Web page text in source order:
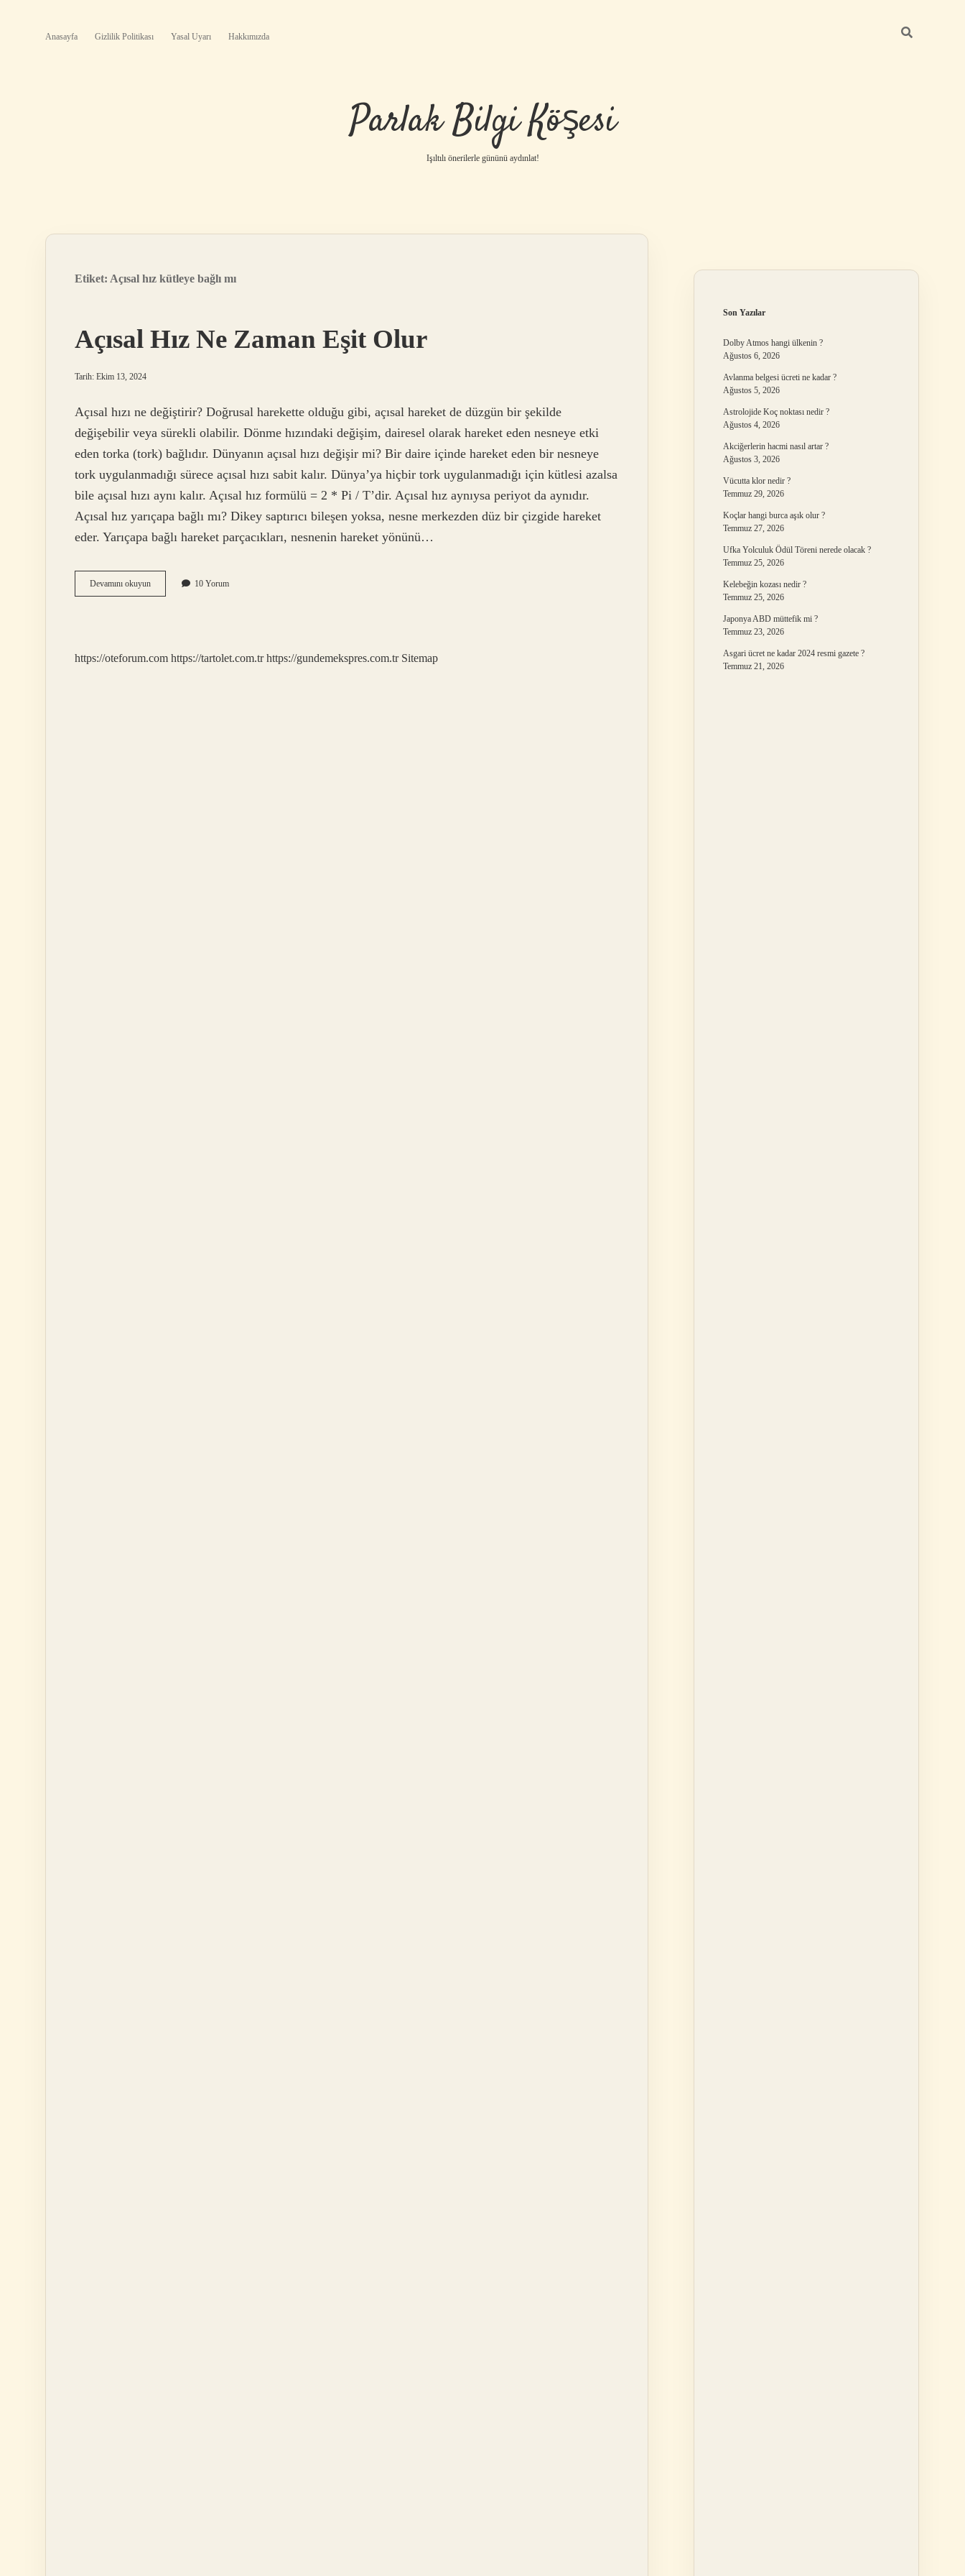
Anasayfa Gizlilik Politikası Yasal Uyarı Hakkımızda
Parlak Bilgi Köşesi
Işıltılı önerilerle gününü aydınlat!
Etiket: Açısal hız kütleye bağlı mı
Açısal Hız Ne Zaman Eşit Olur
Tarih: Ekim 13, 2024
Açısal hızı ne değiştirir? Doğrusal harekette olduğu gibi, açısal hareket de düzgün bir şekilde
değişebilir veya sürekli olabilir. Dönme hızındaki değişim, dairesel olarak hareket eden nesneye etki
eden torka (tork) bağlıdır. Dünyanın açısal hızı değişir mi? Bir daire içinde hareket eden bir nesneye
tork uygulanmadığı sürece açısal hızı sabit kalır. Dünya’ya hiçbir tork uygulanmadığı için kütlesi azalsa
bile açısal hızı aynı kalır. Açısal hız formülü = 2 * Pi / T’dir. Açısal hız aynıysa periyot da aynıdır.
Açısal hız yarıçapa bağlı mı? Dikey saptırıcı bileşen yoksa, nesne merkezden düz bir çizgide hareket
eder. Yarıçapa bağlı hareket parçacıkları, nesnenin hareket yönünü…
Devamını okuyunAçısal
Hız
10 Yorum
https://oteforum.com https://tartolet.com.tr https://gundemekspres.com.tr Sitemap
Son Yazılar
Dolby Atmos hangi ülkenin ?
Ağustos 6, 2026
Avlanma belgesi ücreti ne kadar ?
Ağustos 5, 2026
Astrolojide Koç noktası nedir ?
Ağustos 4, 2026
Akciğerlerin hacmi nasıl artar ?
Ağustos 3, 2026
Vücutta klor nedir ?
Temmuz 29, 2026
Koçlar hangi burca aşık olur ?
Temmuz 27, 2026
Ufka Yolculuk Ödül Töreni nerede olacak ?
Temmuz 25, 2026
Kelebeğin kozası nedir ?
Temmuz 25, 2026
Japonya ABD müttefik mi ?
Temmuz 23, 2026
Asgari ücret ne kadar 2024 resmi gazete ?
Temmuz 21, 2026